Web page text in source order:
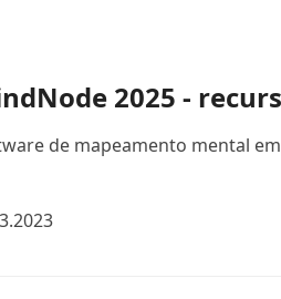
2025 -
de mapeamento mental